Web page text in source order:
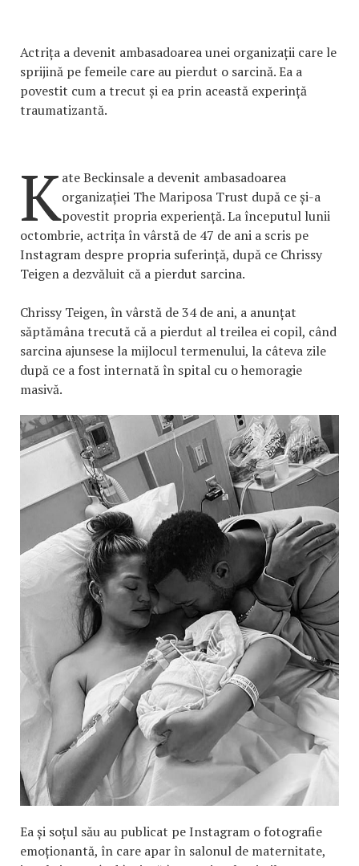
Actrița a devenit ambasadoarea unei organizații care le
sprijină pe femeile care au pierdut o sarcină. Ea a
povestit cum a trecut și ea prin această experință
traumatizantă.
Kate Beckinsale a devenit ambasadoarea
organizației The Mariposa Trust după ce și-a
povestit propria experiență. La începutul lunii
octombrie, actrița în vârstă de 47 de ani a scris pe
Instagram despre propria suferință, după ce Chrissy
Teigen a dezvăluit că a pierdut sarcina.
Chrissy Teigen, în vârstă de 34 de ani, a anunțat
săptămâna trecută că a pierdut al treilea ei copil, când
sarcina ajunsese la mijlocul termenului, la câteva zile
după ce a fost internată în spital cu o hemoragie
masivă.
Ea și soțul său au publicat pe Instagram o fotografie
emoționantă, în care apar în salonul de maternitate,